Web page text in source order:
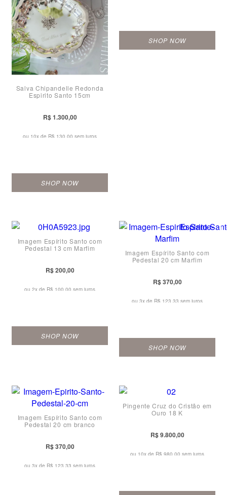
Salva Chipandelle Redonda
Espirito Santo 15cm
R$ 1.300,00
ou 10x de R$ 130,00 sem juros
SHOP NOW
SHOP NOW
Imagem Espírito Santo com
Pedestal 13 cm Marfim
R$ 200,00
ou 2x de R$ 100,00 sem juros
SHOP NOW
Imagem Espírito Santo com
Pedestal 20 cm Marfim
R$ 370,00
ou 3x de R$ 123,33 sem juros
SHOP NOW
Imagem Espírito Santo com
Pedestal 20 cm branco
R$ 370,00
ou 3x de R$ 123,33 sem juros
Pingente Cruz do Cristão em
Ouro 18 K
R$ 9.800,00
ou 10x de R$ 980,00 sem juros